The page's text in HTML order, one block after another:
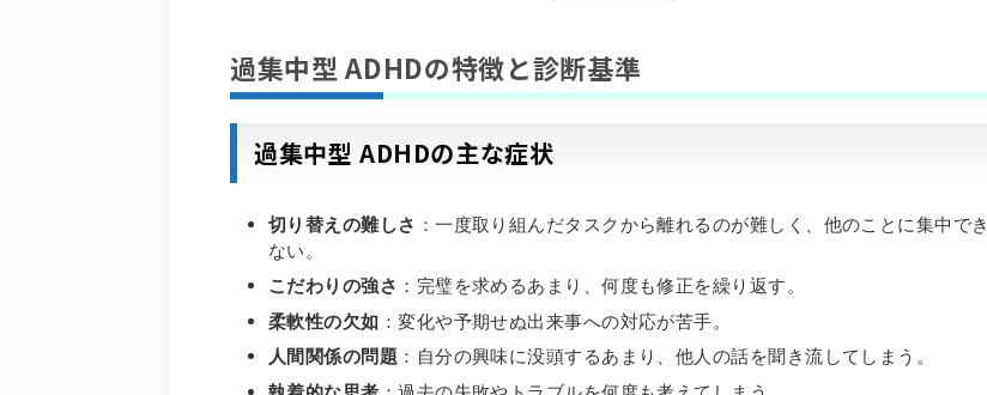
過集中型 ADHDの特徴と診断基準
過集中型 ADHDの主な症状
切り替えの難しさ ：一度取り組んだタスクから離れるのが難しく、他のことに集中でき
ない。
こだわりの強さ ：完璧を求めるあまり、何度も修正を繰り返す。
柔軟性の欠如 ：変化や予期せぬ出来事への対応が苦手。
人間関係の問題 ：自分の興味に没頭するあまり、他人の話を聞き流してしまう。